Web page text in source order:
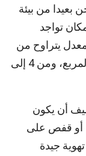
بعيدا من بيئة
تواجد
يتراوح من
10 إلى 12 دجاجة بيضاء في المتر الواحد المربع، ومن 4 إلى
أن يكون
أو قفص على
جيدة